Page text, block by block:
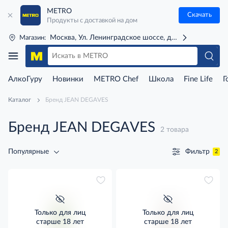
METRO
Продукты с доставкой на дом
Скачать
Магазин: Москва, Ул. Ленинградское шоссе, д. 71Г (м. Речной
АлкоГуру Новинки METRO Chef Школа Fine Life
Каталог Бренд JEAN DEGAVES
Бренд JEAN DEGAVES 2 товара
Популярные Фильтр 2
Только для лиц
старше 18 лет
Только для лиц
старше 18 лет